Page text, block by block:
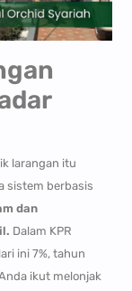
larangan itu
sistem berbasis
dan
Dalam KPR
ini 7%, tahun
ikut melonjak